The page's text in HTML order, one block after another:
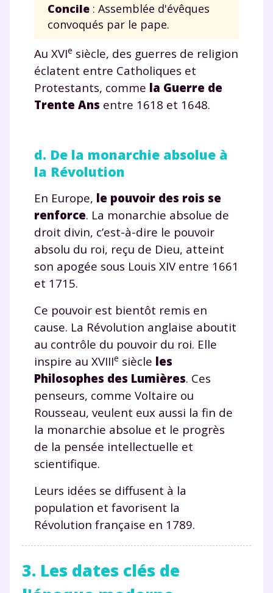
Concile : Assemblée d'évêques
convoqués par le pape.
Au XVIe siècle, des guerres de religion
éclatent entre Catholiques et
Protestants, comme la Guerre de
Trente Ans entre 1618 et 1648.
d. De la monarchie absolue à
la Révolution
En Europe, le pouvoir des rois se
renforce. La monarchie absolue de
droit divin, c’est-à-dire le pouvoir
absolu du roi, reçu de Dieu, atteint
son apogée sous Louis XIV entre 1661
et 1715.
Ce pouvoir est bientôt remis en
cause. La Révolution anglaise aboutit
au contrôle du pouvoir du roi. Elle
inspire au XVIIIe siècle les
Philosophes des Lumières. Ces
penseurs, comme Voltaire ou
Rousseau, veulent eux aussi la fin de
la monarchie absolue et le progrès
de la pensée intellectuelle et
scientifique.
Leurs idées se diffusent à la
population et favorisent la
Révolution française en 1789.
3. Les dates clés de
et de réussir votre
année scolaire ?
Testez gratuitement
plateforme de soutien
scolaire !
Fiches de cours et vidéos
exercices
corrigés,podcasts de révisions
Unespace dédié aux parents pour
suivre les progrès
Tout le programme scolaire du CP à
la Terminale
à la demande par tchat, audio ou
vidéo
TESTER GRATUITEMENT
renseignant votre e-mail, vous consentez à ce que vos
données à caractère personnel soient traitées par SEJER, sous
la marque myMaxicours, afin que SEJER puisse vous donner
accès au service de soutien scolaire pendant 24h. Pour en
pour exercer vos droits, vous pouvez consulter
J’accepte de recevoir les actualités et des